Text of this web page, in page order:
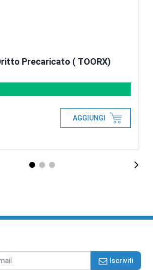
Precaricato ( TOORX)
AGGIUNGI
Iscriviti